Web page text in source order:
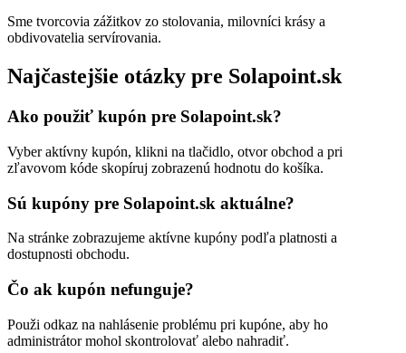
Sme tvorcovia zážitkov zo stolovania, milovníci krásy a
obdivovatelia servírovania.
Najčastejšie otázky pre Solapoint.sk
Ako použiť kupón pre Solapoint.sk?
Vyber aktívny kupón, klikni na tlačidlo, otvor obchod a pri
zľavovom kóde skopíruj zobrazenú hodnotu do košíka.
Sú kupóny pre Solapoint.sk aktuálne?
Na stránke zobrazujeme aktívne kupóny podľa platnosti a
dostupnosti obchodu.
Čo ak kupón nefunguje?
Použi odkaz na nahlásenie problému pri kupóne, aby ho
administrátor mohol skontrolovať alebo nahradiť.